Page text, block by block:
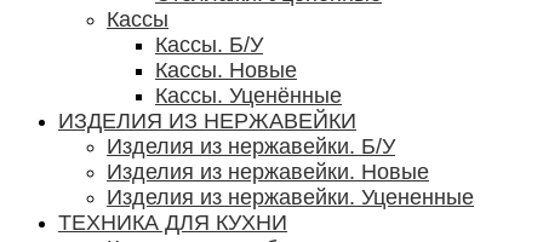
Кассы
Кассы. Б/У
Кассы. Новые
Кассы. Уценённые
ИЗДЕЛИЯ ИЗ НЕРЖАВЕЙКИ
Изделия из нержавейки. Б/У
Изделия из нержавейки. Новые
Изделия из нержавейки. Уцененные
ТЕХНИКА ДЛЯ КУХНИ